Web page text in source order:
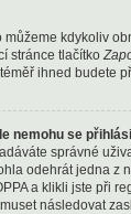
můžeme kdykoliv
stránce tlačítko
ihned budete
nemohu se
správné
odehrát jedna z
a klikli jste při
následovat